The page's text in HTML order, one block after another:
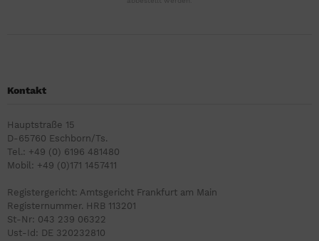
Kontakt
Hauptstraße 15
D-65760 Eschborn/Ts.
Tel.: +49 (0) 6196 481480
Mobil: +49 (0)171 1457411
Registergericht: Amtsgericht Frankfurt am Main
Registernummer. HRB 113201
St-Nr: 043 239 06322
Ust-Id: DE 320232810